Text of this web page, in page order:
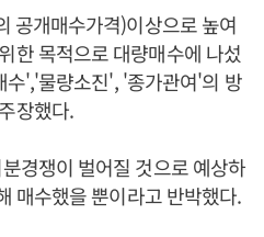
공개매수가격)이상으로 높여
한 목적으로 대량매수에 나섰
','물량소진', '종가관여'의 방
장했다.
경쟁이 벌어질 것으로 예상하
매수했을 뿐이라고 반박했다.